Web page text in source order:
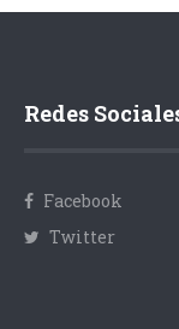
Redes
Facebook
Twitter